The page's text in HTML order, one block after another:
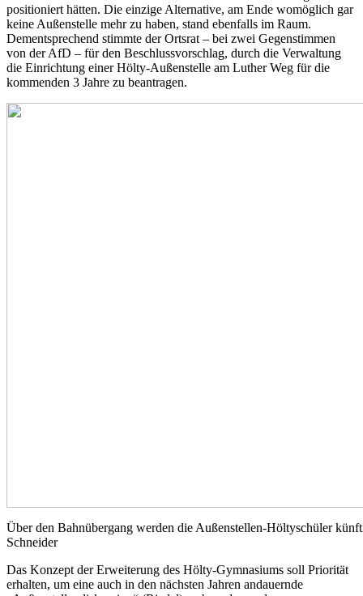
positioniert hätten. Die einzige Alternative, am Ende womöglich gar
keine Außenstelle mehr zu haben, stand ebenfalls im Raum.
Dementsprechend stimmte der Ortsrat – bei zwei Gegenstimmen
von der AfD – für den Beschlussvorschlag, durch die Verwaltung
die Einrichtung einer Hölty-Außenstelle am Luther Weg für die
kommenden 3 Jahre zu beantragen.
Über den Bahnübergang werden die Außenstellen-Höltyschüler
Schneider
Das Konzept der Erweiterung des Hölty-Gymnasiums soll Priorität
erhalten, um eine auch in den nächsten Jahren andauernde